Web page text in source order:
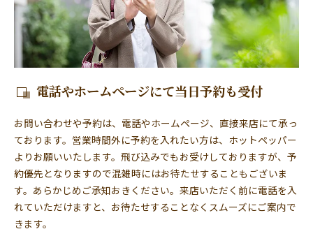
電話やホームページにて当日予約も受付
お問い合わせや予約は、電話やホームページ、直接来店にて承っ
ております。営業時間外に予約を入れたい方は、ホットペッパー
よりお願いいたします。飛び込みでもお受けしておりますが、予
約優先となりますので混雑時にはお待たせすることもございま
す。あらかじめご承知おきください。来店いただく前に電話を入
れていただけますと、お待たせすることなくスムーズにご案内で
きます。